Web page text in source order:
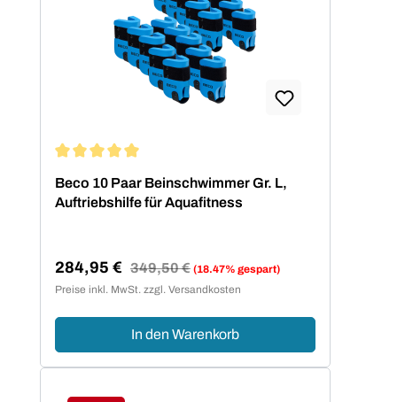
Beco 10 Paar Beinschwimmer Gr. L,
Auftriebshilfe für Aquafitness
Verkaufspreis:
284,95 € Regulärer Preis:
349,50 € (18.47% gespart)
Preise inkl. MwSt. zzgl. Versandkosten
In den Warenkorb